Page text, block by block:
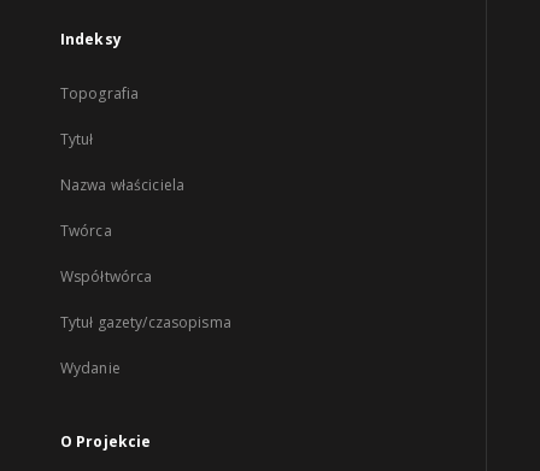
Indeksy
Topografia
Tytuł
Nazwa właściciela
Twórca
Współtwórca
Tytuł gazety/czasopisma
Wydanie
O Projekcie